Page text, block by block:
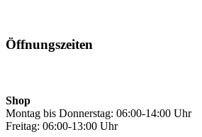
Öffnungszeiten
Shop
Montag bis Donnerstag: 06:00-14:00 Uhr
Freitag: 06:00-13:00 Uhr